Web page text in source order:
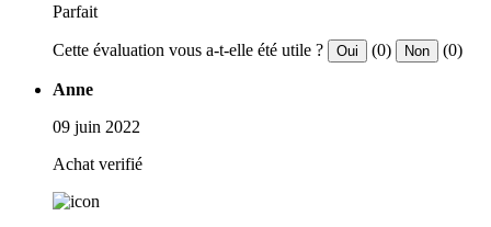
Parfait
Cette évaluation vous a-t-elle été utile ? Oui (0) Non (0)
Anne
09 juin 2022
Achat verifié